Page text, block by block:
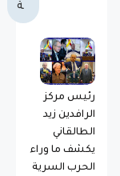
ة
رئيس مركز
الرافدين زيد
الطالقاني
يكشف ما وراء
الحرب السرية